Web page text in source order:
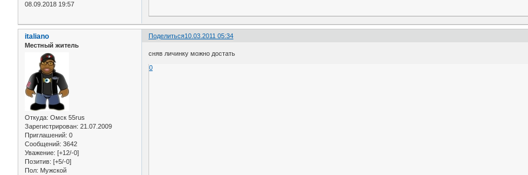
08.09.2018 19:57
Поделиться10.03.2011 05:34
italiano
Местный житель
Откуда: Омск 55rus
Зарегистрирован: 21.07.2009
Приглашений: 0
Сообщений: 3642
Уважение: [+12/-0]
Позитив: [+5/-0]
Пол: Мужской
сняв личинку можно достать
0